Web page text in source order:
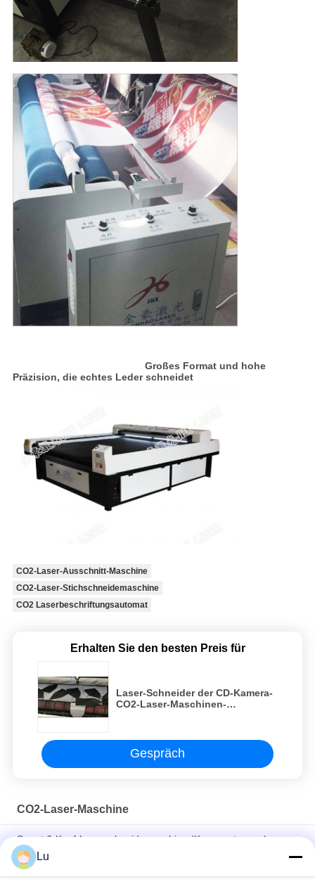
Großes Format und hohe
Präzision, die echtes Leder schneidet
CO2-Laser-Ausschnitt-Maschine
CO2-Laser-Stichschneidemaschine
CO2 Laserbeschriftungsautomat
Erhalten Sie den besten Preis für
Laser-Schneider der CD-Kamera-
CO2-Laser-Maschinen-
Gespräch
CO2-Laser-Maschine
Smart 6-Kopf-Laserschneidemaschine (Kappenstanzen)
Laserausschnitt und -Graviermaschine des CO2-220V 100
Watt-Laser-Schneidemaschine
Lu